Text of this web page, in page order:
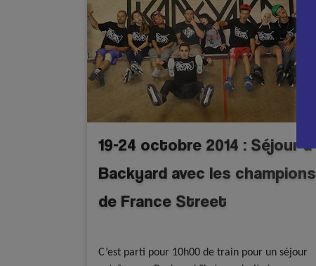
19-24 octobre 2014 : Séjour à
Backyard avec les champions
de France Street
C’est parti pour 10h00 de train pour un séjour